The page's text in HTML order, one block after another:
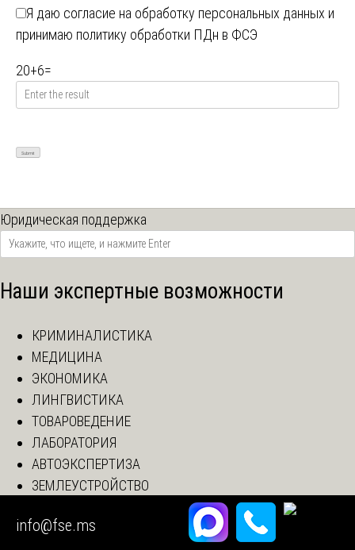
Я даю согласие на обработку персональных данных и
принимаю политику обработки ПДн в ФСЭ
20+6=
Юридическая поддержка
Наши экспертные возможности
КРИМИНАЛИСТИКА
МЕДИЦИНА
ЭКОНОМИКА
ЛИНГВИСТИКА
ТОВАРОВЕДЕНИЕ
ЛАБОРАТОРИЯ
АВТОЭКСПЕРТИЗА
ЗЕМЛЕУСТРОЙСТВО
ЭКОЛОГИЯ
info@fse.ms